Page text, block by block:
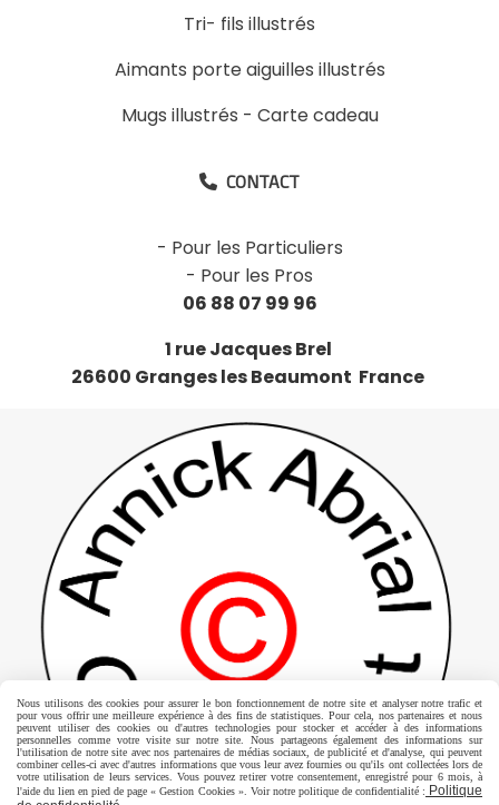
Tri- fils illustrés
Aimants porte aiguilles illustrés
Mugs illustrés - Carte cadeau
 CONTACT
- Pour les Particuliers
- Pour les Pros
06 88 07 99 96
1 rue Jacques Brel
26600 Granges les Beaumont France
Nous utilisons des cookies pour assurer le bon fonctionnement de notre site et analyser notre trafic et
pour vous offrir une meilleure expérience à des fins de statistiques. Pour cela, nos partenaires et nous
peuvent utiliser des cookies ou d'autres technologies pour stocker et accéder à des informations
personnelles comme votre visite sur notre site. Nous partageons également des informations sur
l'utilisation de notre site avec nos partenaires de médias sociaux, de publicité et d'analyse, qui peuvent
combiner celles-ci avec d'autres informations que vous leur avez fournies ou qu'ils ont collectées lors de
votre utilisation de leurs services. Vous pouvez retirer votre consentement, enregistré pour 6 mois, à
l'aide du lien en pied de page « Gestion Cookies ». Voir notre politique de confidentialité : Politique